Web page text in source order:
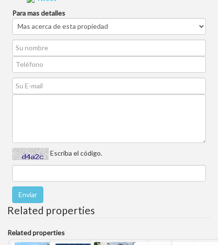
Para mas detalles
Escriba el código.
Related properties
Related properties